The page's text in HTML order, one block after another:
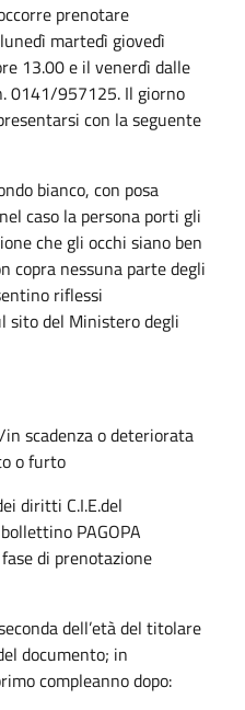
prenotare
martedì giovedì
13.00 e il venerdì dalle
0141/957125. Il giorno
con la seguente
bianco, con posa
caso la persona porti gli
che gli occhi siano ben
copra nessuna parte degli
riflessi
sito del Ministero degli
scadenza o deteriorata
o furto
diritti C.I.E.del
PAGOPA
di prenotazione
dell’età del titolare
documento; in
compleanno dopo: